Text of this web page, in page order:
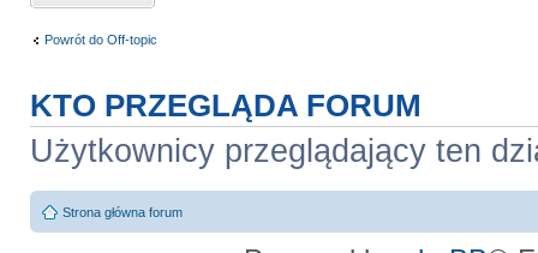
Powrót do Off-topic
KTO PRZEGLĄDA FORUM
Użytkownicy przeglądający ten
Strona główna forum